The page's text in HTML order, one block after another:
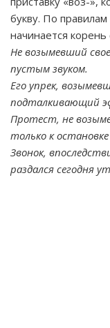
букву. По правилам
начинается
Не возымевший
пустым звуком.
Его упрек,
подталкивающий
Протест, не
только к
Звонок,
раздался сегодня